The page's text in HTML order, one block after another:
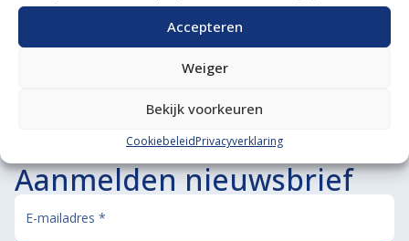
Accepteren
Weiger
Bekijk voorkeuren
CookiebeleidPrivacyverklaring
Aanmelden nieuwsbrief